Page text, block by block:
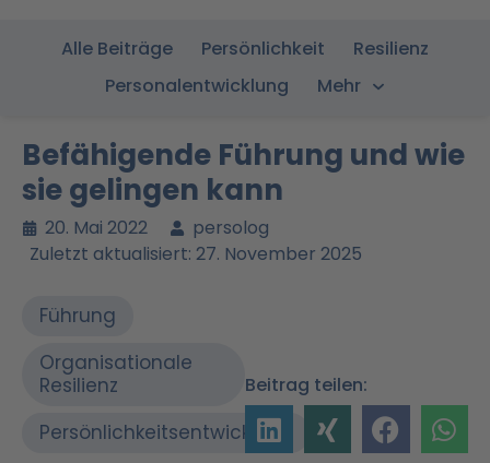
Alle Beiträge Persönlichkeit
Resilienz
Personalentwicklung
Mehr
Befähigende Führung und wie
sie gelingen kann
20. Mai 2022
persolog
Zuletzt aktualisiert: 27. November 2025
Führung
Organisationale
Resilienz
Persönlichkeitsentwicklung
Beitrag teilen: